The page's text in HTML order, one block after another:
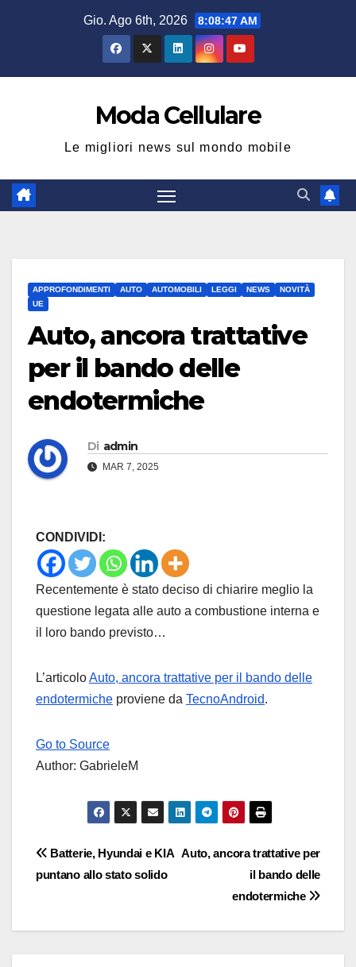
Gio. Ago 6th, 2026 8:08:48 AM
Moda Cellulare
Le migliori news sul mondo mobile
APPROFONDIMENTI AUTO AUTOMOBILI LEGGI NEWS
NOVITÀ
UE
Auto, ancora trattative
per il bando delle
endotermiche
Di admin
MAR 7, 2025
CONDIVIDI:
Recentemente è stato deciso di chiarire meglio la
questione legata alle auto a combustione interna e
il loro bando previsto…
L’articoloAuto, ancora trattative per il bando delle
endotermiche proviene da TecnoAndroid.
Go to Source
Author: GabrieleM
Navigazione
articoli
Auto, ancora trattative per
il bando delle
endotermiche
Batterie, Hyundai e KIA
puntano allo stato solido